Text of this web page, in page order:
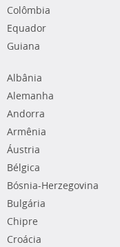
Colômbia
Equador
Guiana
Albânia
Alemanha
Andorra
Armênia
Áustria
Bélgica
Bósnia-Herzegovina
Bulgária
Chipre
Croácia